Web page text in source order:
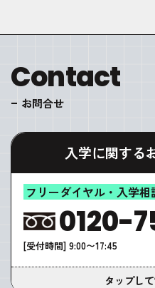
Contact
お問合せ
入学に関する
フリーダイヤル・入学相
0120-
[受付時間] 9:00〜17:45
タップし